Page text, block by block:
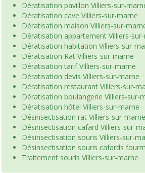
Dératisation pavillon Villiers-sur-
Dératisation cave Villiers-sur-marne
Dératisation maison Villiers-sur-
Dératisation appartement Villiers-
Dératisation habitation Villiers-sur-
Dératisation Rat Villiers-sur-marne
Dératisation tarif Villiers-sur-marne
Dératisation devis Villiers-sur-marne
Dératisation restaurant Villiers-sur-
Dératisation boulangerie Villiers-sur-
Dératisation hôtel Villiers-sur-marne
Désinsectisation rat Villiers-sur-marne
Désinsectisation cafard Villiers-sur-
Désinsectisation souris Villiers-sur-
Désinsectisation souris cafards
Traitement souris Villiers-sur-marne